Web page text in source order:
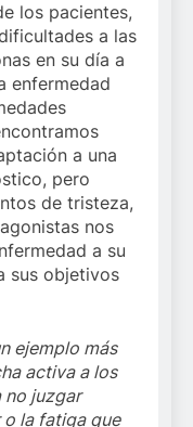
los pacientes,
a las
en su día a
enfermedad
a una
pero
de tristeza,
nos
a su
sus objetivos
ejemplo más
activa a los
no juzgar
la fatiga que